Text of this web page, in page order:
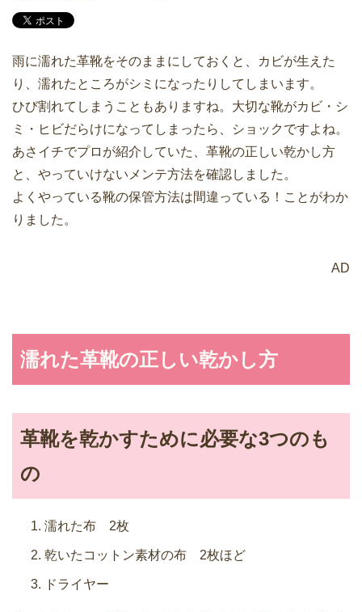
雨に濡れた革靴をそのままにしておくと、カビが生えた
り、濡れたところがシミになったりしてしまいます。
ひび割れてしまうこともありますね。大切な靴がカビ・シ
ミ・ヒビだらけになってしまったら、ショックですよね。
あさイチでプロが紹介していた、革靴の正しい乾かし方
と、やっていけないメンテ方法を確認しました。
よくやっている靴の保管方法は間違っている！ことがわか
りました。
AD
濡れた革靴の正しい乾かし方
革靴を乾かすために必要な3つのも
の
濡れた布 2枚
乾いたコットン素材の布 2枚ほど
ドライヤー